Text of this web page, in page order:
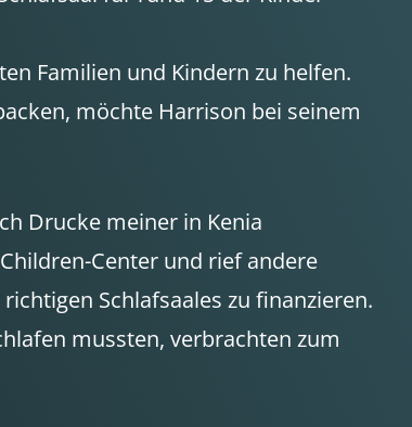
Familien und Kindern zu helfen.
möchte Harrison bei seinem
Drucke meiner in Kenia
Center und rief andere
Schlafsaales zu finanzieren.
mussten, verbrachten zum